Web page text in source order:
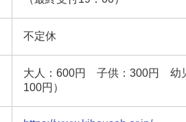
不定休
大人：600円 子供：300円 幼
100円）